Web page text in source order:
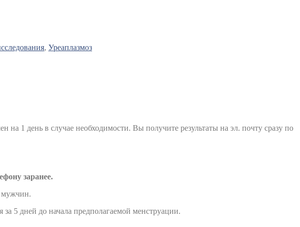
, Уреаплазмоз
на 1 день в случае необходимости. Вы получите результаты на эл. почту сразу по
заранее.
мужчин.
5 дней до начала предполагаемой менструации.